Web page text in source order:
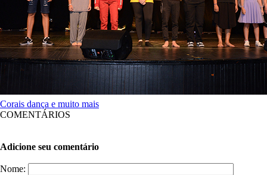
Corais dança e muito mais
COMENTÁRIOS
Adicione seu comentário
Nome: